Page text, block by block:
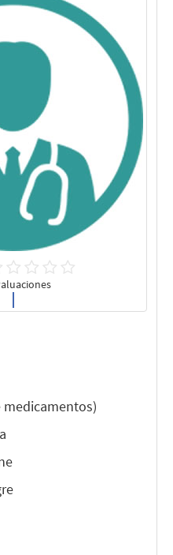
medicamentos)